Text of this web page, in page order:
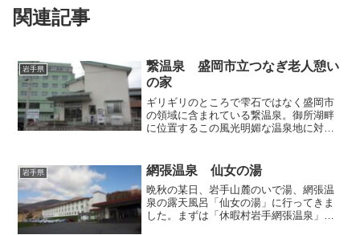
関連記事
岩手県
繋温泉 盛岡市立つなぎ老人憩い
の家
ギリギリのところで雫石ではなく盛岡市
の領域に含まれている繋温泉。御所湖畔
に位置するこの風光明媚な温泉地に対し
う先入観を抱いており、付近で湯巡りを
していてもここだけは敬遠...
岩手県 網張温泉 仙女の湯
晩秋の某日、岩手山麓のいで湯、網張温
泉の露天風呂「仙女の湯」に行ってきま
した。まずは「休暇村岩手網張温泉」の